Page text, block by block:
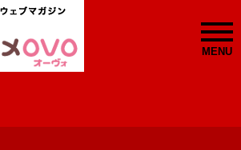
MENU